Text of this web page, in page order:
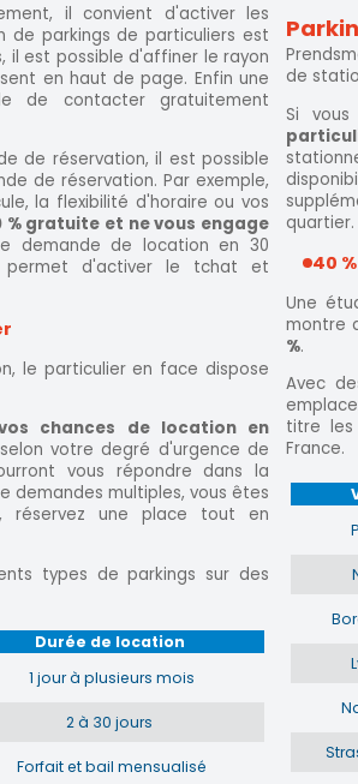
il convient d'activer les
de parkings de particuliers est
il est possible d'affiner le rayon
en haut de page. Enfin une
de contacter gratuitement
de réservation, il est possible
de réservation. Par exemple,
la flexibilité d'horaire ou vos
% gratuite et ne vous engage
demande de location en 30
permet d'activer le tchat et
le particulier en face dispose
chances de location en
votre degré d'urgence de
vous répondre dans la
demandes multiples, vous êtes
réservez une place tout en
types de parkings sur des
Durée de location
1 jour à plusieurs mois
2 à 30 jours
Forfait et bail mensualisé
de
Si
quartier.
40
Une
montre
%.
Avec
titre les
France.